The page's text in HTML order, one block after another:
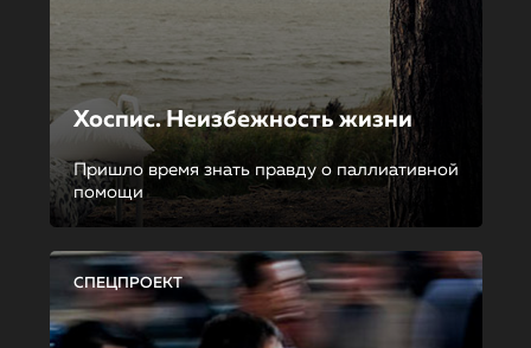
Хоспис. Неизбежность жизни
Пришло время знать правду о паллиативной
помощи
СПЕЦПРОЕКТ